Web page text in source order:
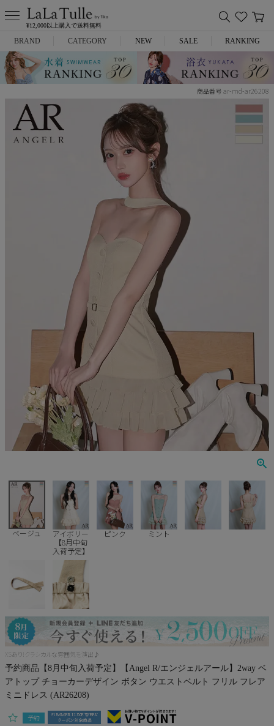
¥12,000以上購入で送料無料
BRAND
Anella
ROBE de FLEURS
GLAMOROUS
IRMA
JENNNY
COMEX
CATEGORY
ミニドレス
ロングドレス
NEW SALE RANKING
商品番号 ar-md-ar26208
ベージュ
アイボリー
【8月中旬
入荷予定】
ピンク ミント
XSあり!クラシカルな雰囲気を演出♪
予約商品【8月中旬入荷予定】【Angel R/エンジェルアール】2way ベ
アトップ チョーカーデザイン ボタン ウエストベルト フリル フレア
ミニドレス (AR26208)
予約